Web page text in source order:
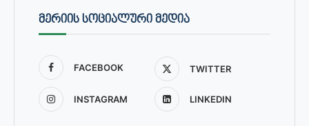
ᲛᲔᲠᲘᲘᲡ ᲡᲝᲪᲘᲐᲚᲣᲠᲘ ᲛᲔᲓᲘᲐ
FACEBOOK TWITTER
INSTAGRAM LINKEDIN